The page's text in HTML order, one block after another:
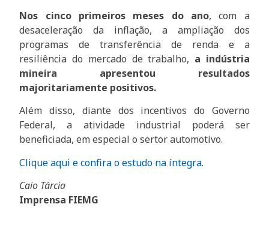
Nos cinco primeiros meses do ano, com a
desaceleração da inflação, a ampliação dos
programas de transferência de renda e a
resiliência do mercado de trabalho, a indústria
mineira apresentou resultados
majoritariamente positivos.
Além disso, diante dos incentivos do Governo
Federal, a atividade industrial poderá ser
beneficiada, em especial o sertor automotivo.
Clique aqui e confira o estudo na íntegra.
Caio Tárcia
Imprensa FIEMG